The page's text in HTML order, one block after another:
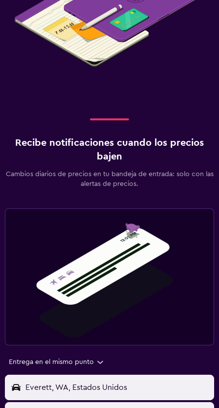
Recibe notificaciones cuando los precios
bajen
Cambios diarios de precios en tu bandeja de entrada: solo con las
alertas de precios.
Entrega en el mismo punto
Everett, WA, Estados Unidos